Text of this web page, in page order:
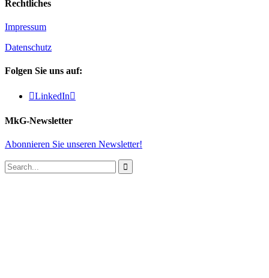
Rechtliches
Impressum
Datenschutz
Folgen Sie uns auf:
LinkedIn
MkG-Newsletter
Abonnieren Sie unseren Newsletter!
